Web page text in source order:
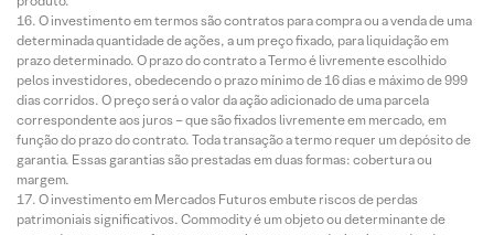
O investimento em termos são contratos para compra ou a venda de uma
determinada quantidade de ações, a um preço fixado, para liquidação em
prazo determinado. O prazo do contrato a Termo é livremente escolhido
pelos investidores, obedecendo o prazo mínimo de 16 dias e máximo de 999
dias corridos. O preço será o valor da ação adicionado de uma parcela
correspondente aos juros – que são fixados livremente em mercado, em
função do prazo do contrato. Toda transação a termo requer um depósito de
garantia. Essas garantias são prestadas em duas formas: cobertura ou
margem.
O investimento em Mercados Futuros embute riscos de perdas
patrimoniais significativos. Commodity é um objeto ou determinante de